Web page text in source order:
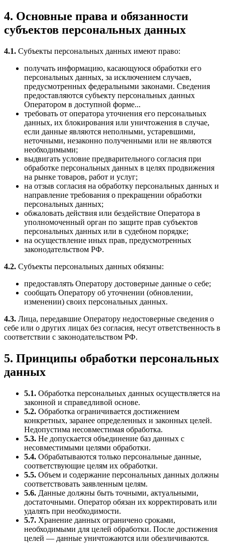
4. Основные права и обязанности
субъектов персональных данных
4.1. Субъекты персональных данных имеют право:
получать информацию, касающуюся обработки его
персональных данных, за исключением случаев,
предусмотренных федеральными законами. Сведения
предоставляются субъекту персональных данных
Оператором в доступной форме...
требовать от оператора уточнения его персональных
данных, их блокирования или уничтожения в случае,
если данные являются неполными, устаревшими,
неточными, незаконно полученными или не являются
необходимыми;
выдвигать условие предварительного согласия при
обработке персональных данных в целях продвижения
на рынке товаров, работ и услуг;
на отзыв согласия на обработку персональных данных и
направление требования о прекращении обработки
персональных данных;
обжаловать действия или бездействие Оператора в
уполномоченный орган по защите прав субъектов
персональных данных или в судебном порядке;
на осуществление иных прав, предусмотренных
законодательством РФ.
4.2. Субъекты персональных данных обязаны:
предоставлять Оператору достоверные данные о себе;
сообщать Оператору об уточнении (обновлении,
изменении) своих персональных данных.
4.3. Лица, передавшие Оператору недостоверные сведения о
себе или о других лицах без согласия, несут ответственность в
соответствии с законодательством РФ.
5. Принципы обработки персональных
данных
5.1. Обработка персональных данных осуществляется на
законной и справедливой основе.
5.2. Обработка ограничивается достижением
конкретных, заранее определенных и законных целей.
Недопустима несовместимая обработка.
5.3. Не допускается объединение баз данных с
несовместимыми целями обработки.
5.4. Обрабатываются только персональные данные,
соответствующие целям их обработки.
5.5. Объем и содержание персональных данных должны
соответствовать заявленным целям.
5.6. Данные должны быть точными, актуальными,
достаточными. Оператор обязан их корректировать или
удалять при необходимости.
5.7. Хранение данных ограничено сроками,
необходимыми для целей обработки. После достижения
целей — данные уничтожаются или обезличиваются.